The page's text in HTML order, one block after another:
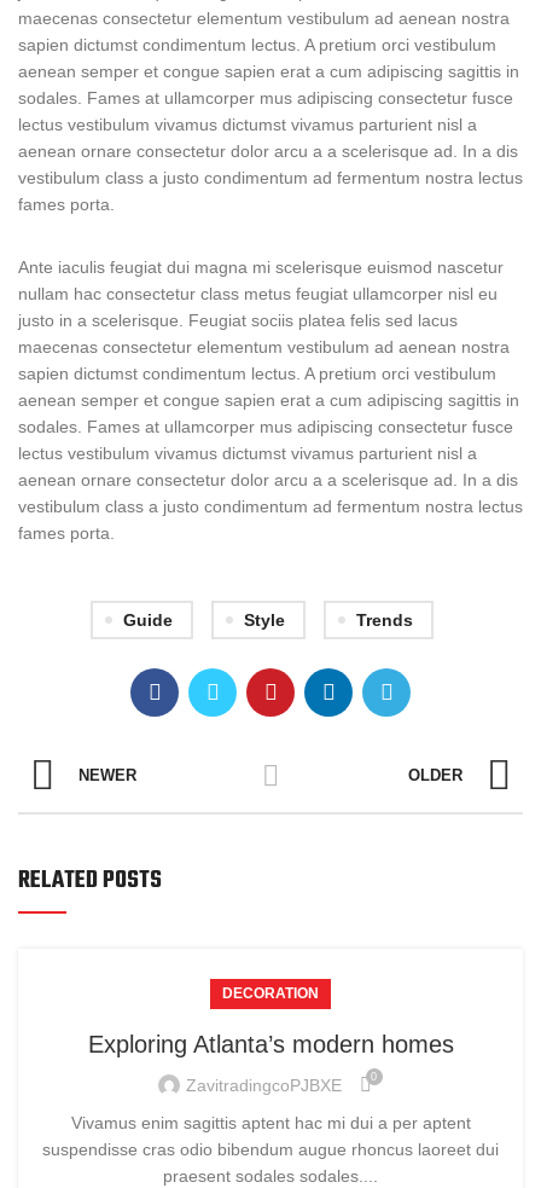
maecenas consectetur elementum vestibulum ad aenean nostra
sapien dictumst condimentum lectus. A pretium orci vestibulum
aenean semper et congue sapien erat a cum adipiscing sagittis in
sodales. Fames at ullamcorper mus adipiscing consectetur fusce
lectus vestibulum vivamus dictumst vivamus parturient nisl a
aenean ornare consectetur dolor arcu a a scelerisque ad. In a dis
vestibulum class a justo condimentum ad fermentum nostra lectus
fames porta.
Ante iaculis feugiat dui magna mi scelerisque euismod nascetur
nullam hac consectetur class metus feugiat ullamcorper nisl eu
justo in a scelerisque. Feugiat sociis platea felis sed lacus
maecenas consectetur elementum vestibulum ad aenean nostra
sapien dictumst condimentum lectus. A pretium orci vestibulum
aenean semper et congue sapien erat a cum adipiscing sagittis in
sodales. Fames at ullamcorper mus adipiscing consectetur fusce
lectus vestibulum vivamus dictumst vivamus parturient nisl a
aenean ornare consectetur dolor arcu a a scelerisque ad. In a dis
vestibulum class a justo condimentum ad fermentum nostra lectus
fames porta.
Guide Style Trends
NEWER OLDER
RELATED POSTS
DECORATION
Exploring Atlanta’s modern homes
ZavitradingcoPJBXE 0
Vivamus enim sagittis aptent hac mi dui a per aptent
suspendisse cras odio bibendum augue rhoncus laoreet dui
praesent sodales sodales....